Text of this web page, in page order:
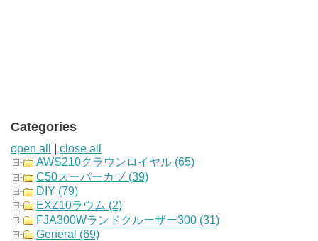
Categories
open all
close all
AWS210クラウンロイヤル (65)
C50スーパーカブ (39)
DIY (79)
EXZ10ラウム (2)
FJA300Wランドクルーザー300 (31)
General (69)